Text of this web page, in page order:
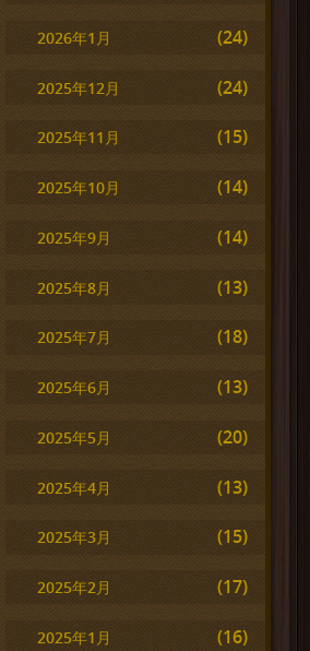
2026年1月 (24)
2025年12月 (24)
2025年11月 (15)
2025年10月 (14)
2025年9月 (14)
2025年8月 (13)
2025年7月 (18)
2025年6月 (13)
2025年5月 (20)
2025年4月 (13)
2025年3月 (15)
2025年2月 (17)
2025年1月 (16)